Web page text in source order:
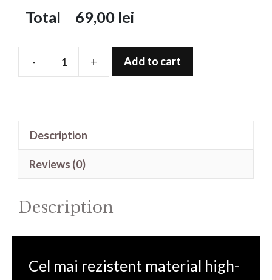
Total 69,00 lei
-
Folie
quantity
+ Add to cart
Description
Reviews (0)
Description
Cel mai rezistent material high-